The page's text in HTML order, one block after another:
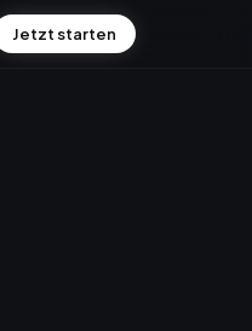
Jetzt starten